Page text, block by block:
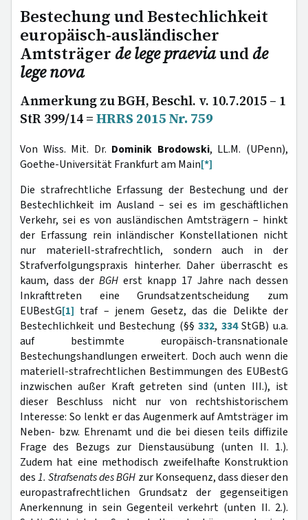
Bestechung und Bestechlichkeit
europäisch-ausländischer
Amtsträger de lege praeviaundde
lege nova
Anmerkung zu BGH, Beschl. v. 10.7.2015 – 1
StR 399/14 = HRRS 2015 Nr. 759
Von Wiss. Mit. Dr. Dominik Brodowski, LL.M. (UPenn),
Goethe-Universität Frankfurt am Main[*]
Die strafrechtliche Erfassung der Bestechung und der
Bestechlichkeit im Ausland – sei es im geschäftlichen
Verkehr, sei es von ausländischen Amtsträgern – hinkt
der Erfassung rein inländischer Konstellationen nicht
nur materiell-strafrechtlich, sondern auch in der
Strafverfolgungspraxis hinterher. Daher überrascht es
kaum, dass der BGH erst knapp 17 Jahre nach dessen
Inkrafttreten eine Grundsatzentscheidung zum
EUBestG[1] traf – jenem Gesetz, das die Delikte der
Bestechlichkeit und Bestechung (§§332, 334StGB) u.a.
auf bestimmte europäisch-transnationale
Bestechungshandlungen erweitert. Doch auch wenn die
materiell-strafrechtlichen Bestimmungen des EUBestG
inzwischen außer Kraft getreten sind (unten III.), ist
dieser Beschluss nicht nur von rechtshistorischem
Interesse: So lenkt er das Augenmerk auf Amtsträger im
Neben- bzw. Ehrenamt und die bei diesen teils diffizile
Frage des Bezugs zur Dienstausübung (unten II. 1.).
Zudem hat eine methodisch zweifelhafte Konstruktion
des1. Strafsenats des BGH zur Konsequenz, dass dieser den
europastrafrechtlichen Grundsatz der gegenseitigen
Anerkennung in sein Gegenteil verkehrt (unten II. 2.).